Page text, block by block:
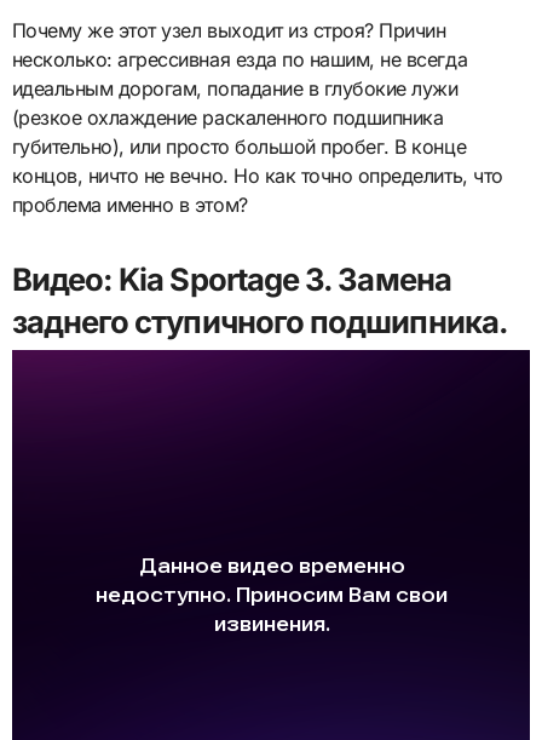
Почему же этот узел выходит из строя? Причин
несколько: агрессивная езда по нашим, не всегда
идеальным дорогам, попадание в глубокие лужи
(резкое охлаждение раскаленного подшипника
губительно), или просто большой пробег. В конце
концов, ничто не вечно. Но как точно определить, что
проблема именно в этом?
Видео: Kia Sportage 3. Замена
заднего ступичного подшипника.